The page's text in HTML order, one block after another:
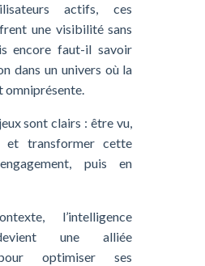
actifs, ces
une visibilité sans
encore faut-il savoir
dans un univers où la
omniprésente.
sont clairs : être vu,
et transformer cette
puis en
l’intelligence
une alliée
optimiser ses